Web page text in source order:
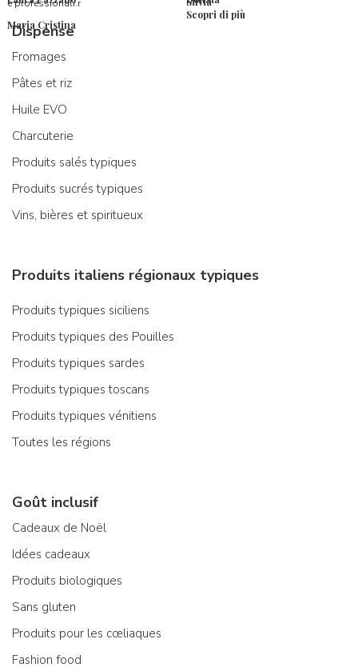
e professionali.r
Maria Cristina
Scopri di più
Dispense
Fromages
Pâtes et riz
Huile EVO
Charcuterie
Produits salés typiques
Produits sucrés typiques
Vins, bières et spiritueux
Produits italiens régionaux typiques
Produits typiques siciliens
Produits typiques des Pouilles
Produits typiques sardes
Produits typiques toscans
Produits typiques vénitiens
Toutes les régions
Goût inclusif
Cadeaux de Noël
Idées cadeaux
Produits biologiques
Sans gluten
Produits pour les cœliaques
Fashion food